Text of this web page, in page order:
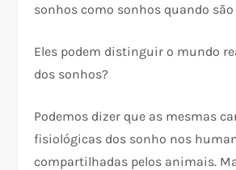
sonhos como sonhos quando
Eles podem distinguir o mundo
dos sonhos?
Podemos dizer que as mesmas
fisiológicas dos sonho nos
compartilhadas pelos animais.